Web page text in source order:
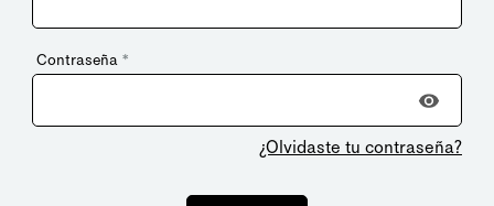
Contraseña *
¿Olvidaste tu contraseña?